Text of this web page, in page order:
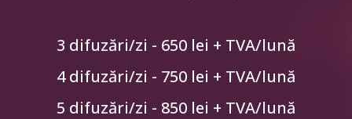
3 difuzări/zi - 650 lei + TVA/lună
4 difuzări/zi - 750 lei + TVA/lună
5 difuzări/zi - 850 lei + TVA/lună